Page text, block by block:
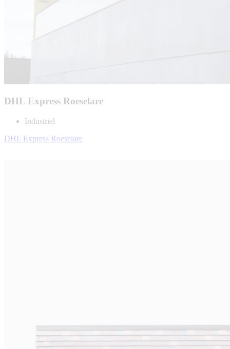
DHL Express Roeselare
Industriel
DHL Express Roeselare